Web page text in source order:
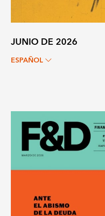
JUNIO DE 2026
ESPAÑOL